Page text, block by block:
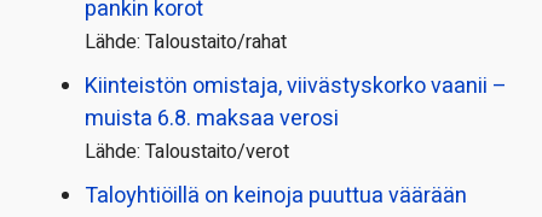
pankin korot
Lähde: Taloustaito/rahat
Kiinteistön omistaja, viivästyskorko vaanii –
muista 6.8. maksaa verosi
Lähde: Taloustaito/verot
Taloyhtiöillä on keinoja puuttua väärään